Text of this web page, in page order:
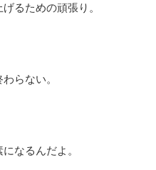
るための頑張り。
らない。
なるんだよ。